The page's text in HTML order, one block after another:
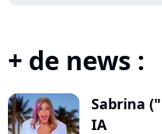
+ de news :
Sabrina
IA